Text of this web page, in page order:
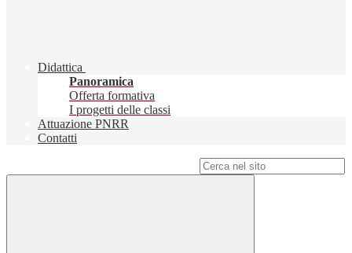
Didattica
Panoramica
Offerta formativa
I progetti delle classi
Attuazione PNRR
Contatti